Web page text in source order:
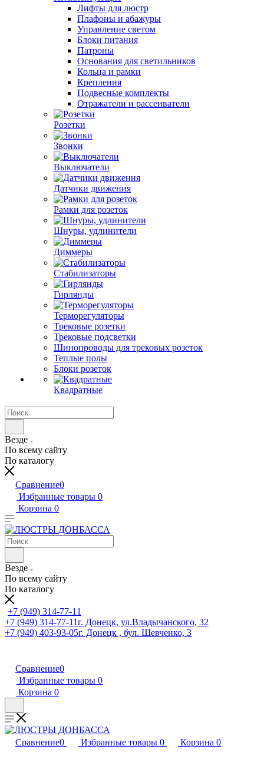
Лифты для люстр
Плафоны и абажуры
Управление светом
Блоки питания
Патроны
Основания для светильников
Кольца и рамки
Крепления
Подвесные комплекты
Отражатели и рассеиватели
Розетки
Звонки
Выключатели
Датчики движения
Рамки для розеток
Шнуры, удлинители
Диммеры
Стабилизаторы
Гирлянды
Терморегуляторы
Трековые розетки
Трековые подсветки
Шинопроводы для трековых розеток
Теплые полы
Блоки розеток
Квадратные
Везде
По всему сайту
По каталогу
Сравнение0
Избранные товары 0
Корзина 0
Везде
По всему сайту
По каталогу
+7 (949) 314-77-11
+7 (949) 314-77-11г. Донецк, ул.Владычанского, 32
+7 (949) 403-93-05г. Донецк , бул. Шевченко, 3
Сравнение0
Избранные товары 0
Корзина 0
Сравнение0 Избранные товары 0 Корзина 0